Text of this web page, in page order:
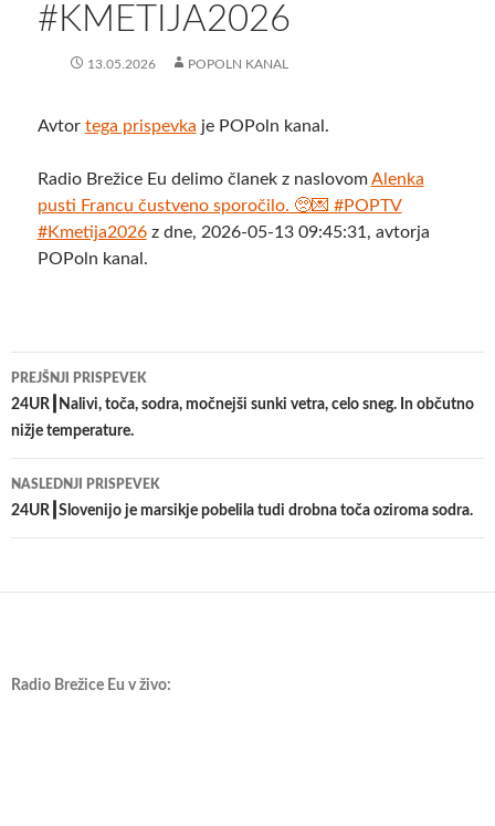
#KMETIJA2026
13.05.2026 POPOLN KANAL
Avtor tega prispevka je POPoln kanal.
Radio Brežice Eu delimo članek z naslovomAlenka
pusti Francu čustveno sporočilo. 🥺💌 #POPTV
#Kmetija2026z dne, 2026-05-13 09:45:31, avtorja
POPoln kanal.
Krmarjenje
po
prispevkih
PREJŠNJI PRISPEVEK
24UR┃Nalivi, toča, sodra, močnejši sunki vetra, celo sneg. In občutno
nižje temperature.
NASLEDNJI PRISPEVEK
24UR┃Slovenijo je marsikje pobelila tudi drobna toča oziroma sodra.
Radio Brežice Eu v živo: